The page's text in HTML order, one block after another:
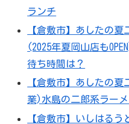
ランチ
【倉敷市】あしたの
(2025年夏岡山店も
待ち時間は？
【倉敷市】あしたの
業)水島の二郎系ラー
【倉敷市】いしはる